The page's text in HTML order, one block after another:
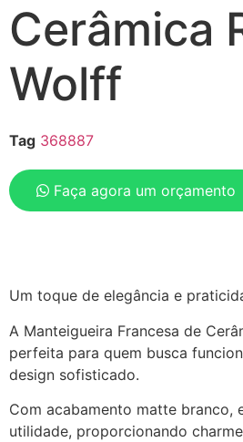
Cerâmica
Wolff
Tag 368887
Faça agora um orçamento
Um toque de elegância e
A Manteigueira Francesa de
perfeita para quem busca
design sofisticado.
Com acabamento matte branco,
utilidade, proporcionando